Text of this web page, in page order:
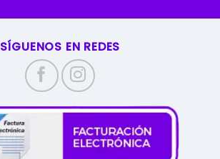
SÍGUENOS EN REDES